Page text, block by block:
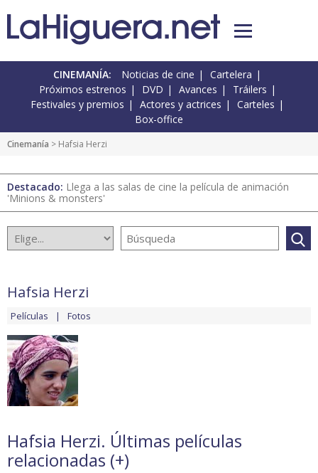
CINEMANÍA: Noticias de cine
Cartelera
Próximos estrenos
DVD Avances
Tráilers
Festivales y premios
Actores y actrices
Carteles
Box-office
Cinemanía > Hafsia Herzi
Destacado: Llega a las salas de cine la película de animación
'Minions & monsters'
Hafsia Herzi
Películas Fotos
Hafsia Herzi. Últimas películas
relacionadas (+)